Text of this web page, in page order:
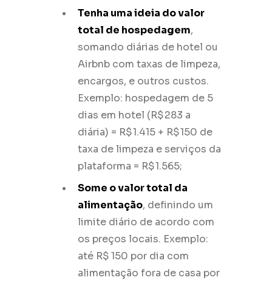
Tenha uma ideia do valor
total de hospedagem,
somando diárias de hotel ou
Airbnb com taxas de limpeza,
encargos, e outros custos.
Exemplo: hospedagem de 5
dias em hotel (R$ 283 a
diária) = R$ 1.415 + R$ 150 de
taxa de limpeza e serviços da
plataforma = R$ 1.565;
Some o valor total da
alimentação, definindo um
limite diário de acordo com
os preços locais. Exemplo:
até R$ 150 por dia com
alimentação fora de casa por